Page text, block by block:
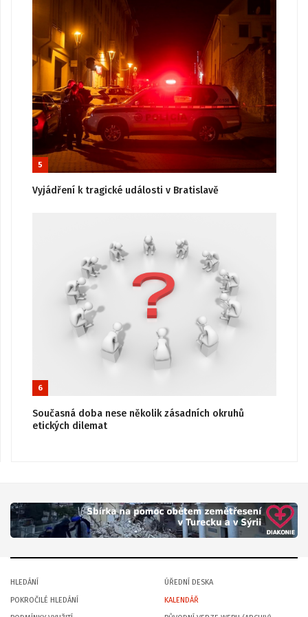
5
Vyjádření k tragické události v Bratislavě
6
Současná doba nese několik zásadních okruhů
etických dilemat
HLEDÁNÍ
POKROČILÉ HLEDÁNÍ
ÚŘEDNÍ DESKA
KALENDÁŘ